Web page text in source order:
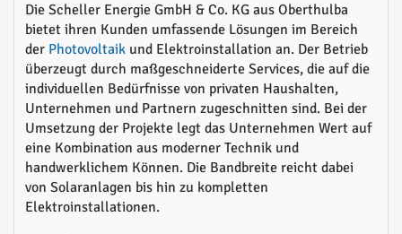
Die Scheller Energie GmbH & Co. KG aus Oberthulba
bietet ihren Kunden umfassende Lösungen im Bereich
der Photovoltaik und Elektroinstallation an. Der Betrieb
überzeugt durch maßgeschneiderte Services, die auf die
individuellen Bedürfnisse von privaten Haushalten,
Unternehmen und Partnern zugeschnitten sind. Bei der
Umsetzung der Projekte legt das Unternehmen Wert auf
eine Kombination aus moderner Technik und
handwerklichem Können. Die Bandbreite reicht dabei
von Solaranlagen bis hin zu kompletten
Elektroinstallationen.